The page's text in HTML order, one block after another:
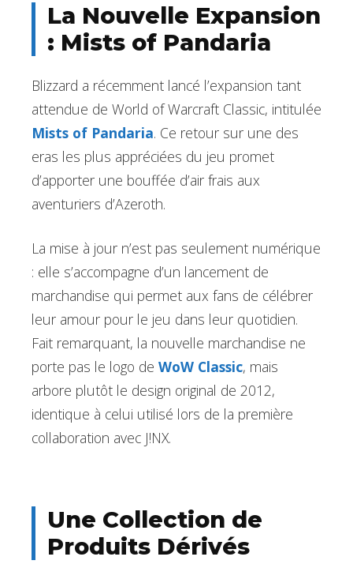
La Nouvelle Expansion
: Mists of Pandaria
Blizzard a récemment lancé l’expansion tant
attendue de World of Warcraft Classic, intitulée
Mists of Pandaria. Ce retour sur une des
eras les plus appréciées du jeu promet
d’apporter une bouffée d’air frais aux
aventuriers d’Azeroth.
La mise à jour n’est pas seulement numérique
: elle s’accompagne d’un lancement de
marchandise qui permet aux fans de célébrer
leur amour pour le jeu dans leur quotidien.
Fait remarquant, la nouvelle marchandise ne
porte pas le logo de WoW Classic, mais
arbore plutôt le design original de 2012,
identique à celui utilisé lors de la première
collaboration avec J!NX.
Une Collection de
Produits Dérivés